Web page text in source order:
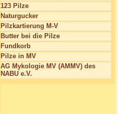
123 Pilze
Naturgucker
Pilzkartierung M-V
Butter bei die Pilze
Fundkorb
Pilze in MV
AG Mykologie MV (AMMV) des
NABU e.V.